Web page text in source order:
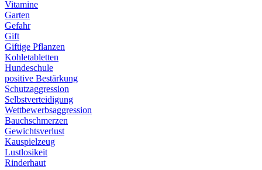
Vitamine
Garten
Gefahr
Gift
Giftige Pflanzen
Kohletabletten
Hundeschule
positive Bestärkung
Schutzaggression
Selbstverteidigung
Wettbewerbsaggression
Bauchschmerzen
Gewichtsverlust
Kauspielzeug
Lustlosikeit
Rinderhaut